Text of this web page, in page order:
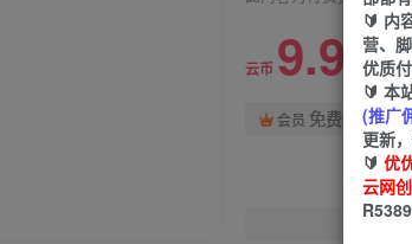
云币 9.9 限时
云币99
会员 免费
🔰 内
营、
优质
🔰 本
(推广
更新
🔰 优
云网